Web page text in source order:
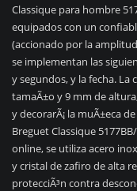
Classique para hombre
equipados con un
(accionado por la
se implementan las
y segundos, y la fecha. La
tamaÃ±o y 9 mm de
y decorarÃ¡ la muÃ±eca
Breguet Classique
online, se utiliza acero
y cristal de zafiro de alta
protecciÃ³n contra